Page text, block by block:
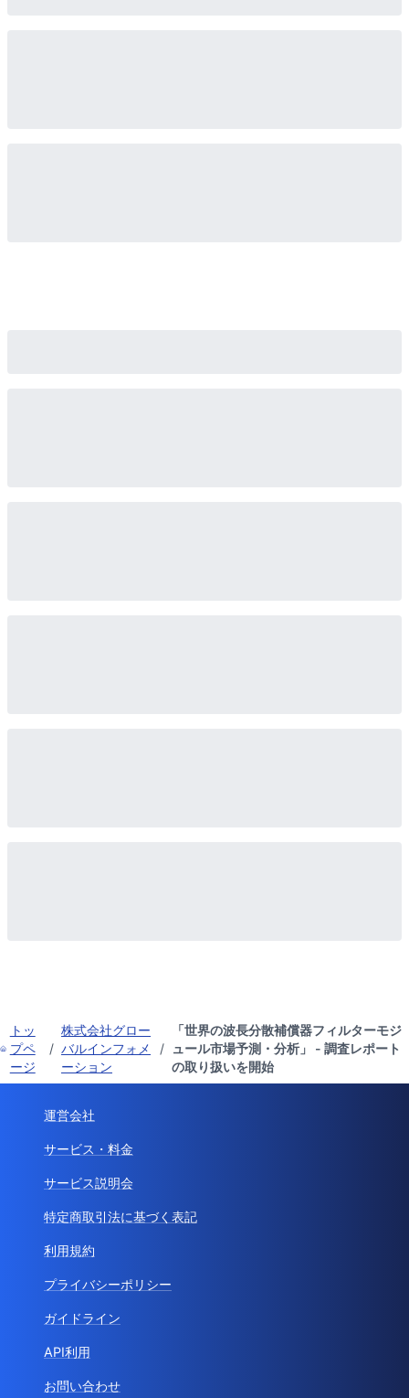
トッ
プペ
ージ
/
株式会社グロー
バルインフォメ
ーション
/
「世界の波長分散補償器フィルターモジ
ュール市場予測・分析」 - 調査レポート
の取り扱いを開始
運営会社
サービス・料金
サービス説明会
特定商取引法に基づく表記
利用規約
プライバシーポリシー
ガイドライン
API利用
お問い合わせ